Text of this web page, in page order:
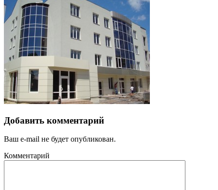
Добавить комментарий
Ваш e-mail не будет опубликован.
Комментарий